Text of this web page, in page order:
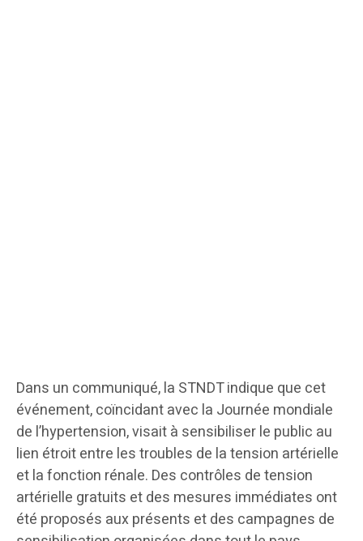
Dans un communiqué, la STNDT indique que cet
événement, coïncidant avec la Journée mondiale
de l’hypertension, visait à sensibiliser le public au
lien étroit entre les troubles de la tension artérielle
et la fonction rénale. Des contrôles de tension
artérielle gratuits et des mesures immédiates ont
été proposés aux présents et des campagnes de